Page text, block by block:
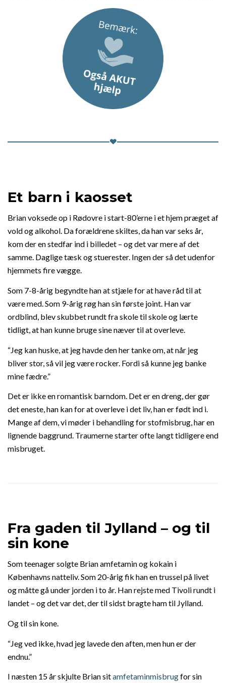
Et barn i kaosset
Brian voksede op i Rødovre i start-80’erne i et hjem præget af
vold og alkohol. Da forældrene skiltes, da han var seks år,
kom der en stedfar ind i billedet – og det var mere af det
samme. Daglige tæsk og stuerester. Ingen der så det udenfor
hjemmets fire vægge.
Som 7-8-årig begyndte han at stjæle for at have råd til at
være med. Som 9-årig røg han sin første joint. Han var
ordblind, blev skubbet rundt fra skole til skole og lærte
tidligt, at han kunne bruge sine næver til at overleve.
“Jeg kan huske, at jeg havde den her tanke om, at når jeg
bliver stor, så vil jeg være rocker. Fordi så kunne jeg banke
mine fædre.”
Det er ikke en romantisk barndom. Det er en dreng, der gør
det eneste, han kan for at overleve i det liv, han er født ind i.
Mange af dem, vi møder i behandling for stofmisbrug, har en
lignende baggrund. Traumerne starter ofte langt tidligere end
misbruget.
Fra gaden til Jylland – og til
sin kone
Som teenager solgte Brian amfetamin og kokain i
Københavns natteliv. Som 20-årig fik han en trussel på livet
og måtte gå under jorden i to år. Han rejste med Tivoli rundt i
landet – og det var det, der til sidst bragte ham til Jylland.
Og til sin kone.
“Jeg ved ikke, hvad jeg lavede den aften, men hun er der
endnu.”
I næsten 15 år skjulte Brian sitamfetaminmisbrugfor sin